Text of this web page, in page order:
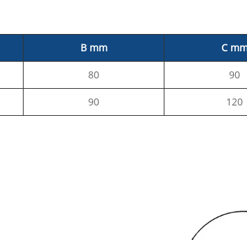
B mm C
80 90
90 120